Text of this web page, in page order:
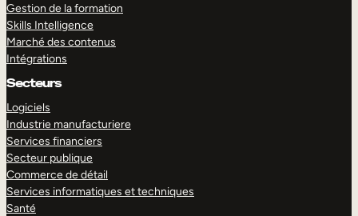
Gestion de la formation
Skills Intelligence
Marché des contenus
Intégrations
Secteurs
Logiciels
Industrie manufacturiere
Services financiers
Secteur publique
Commerce de détail
Services informatiques et techniques
Santé